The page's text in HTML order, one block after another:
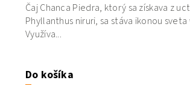
Do košíka
Čaj Chanca Piedra, ktorý sa získava z
Phyllanthus niruri, sa stáva ikonou sveta
Využíva...